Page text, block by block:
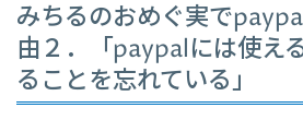
みちるのおめぐ実で
由２．「paypalには使え
ることを忘れている」